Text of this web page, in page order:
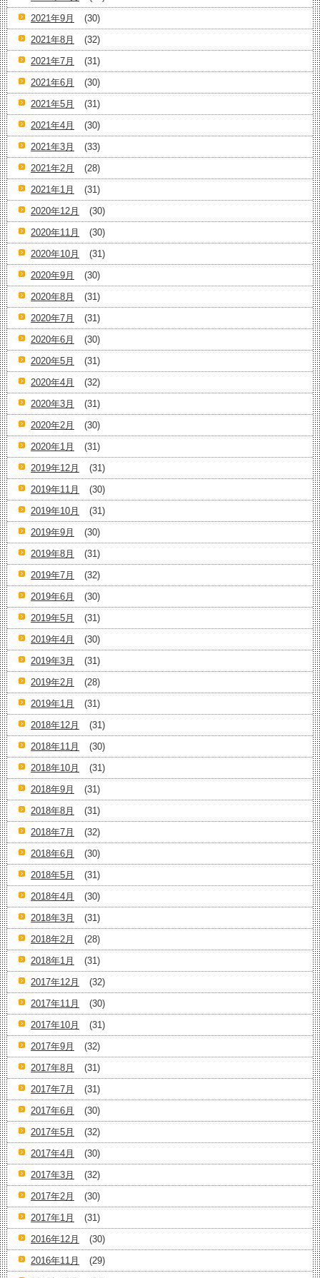
2021年9月
(30)
2021年8月
(32)
2021年7月
(31)
2021年6月
(30)
2021年5月
(31)
2021年4月
(30)
2021年3月
(33)
2021年2月
(28)
2021年1月
(31)
2020年12月
(30)
2020年11月
(30)
2020年10月
(31)
2020年9月
(30)
2020年8月
(31)
2020年7月
(31)
2020年6月
(30)
2020年5月
(31)
2020年4月
(32)
2020年3月
(31)
2020年2月
(30)
2020年1月
(31)
2019年12月
(31)
2019年11月
(30)
2019年10月
(31)
2019年9月
(30)
2019年8月
(31)
2019年7月
(32)
2019年6月
(30)
2019年5月
(31)
2019年4月
(30)
2019年3月
(31)
2019年2月
(28)
2019年1月
(31)
2018年12月
(31)
2018年11月
(30)
2018年10月
(31)
2018年9月
(31)
2018年8月
(31)
2018年7月
(32)
2018年6月
(30)
2018年5月
(31)
2018年4月
(30)
2018年3月
(31)
2018年2月
(28)
2018年1月
(31)
2017年12月
(32)
2017年11月
(30)
2017年10月
(31)
2017年9月
(32)
2017年8月
(31)
2017年7月
(31)
2017年6月
(30)
2017年5月
(32)
2017年4月
(30)
2017年3月
(32)
2017年2月
(30)
2017年1月
(31)
2016年12月
(30)
2016年11月
(29)